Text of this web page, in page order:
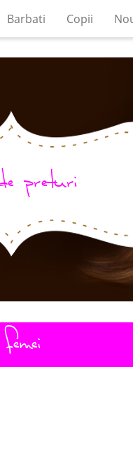
Barbati Copii
preturi